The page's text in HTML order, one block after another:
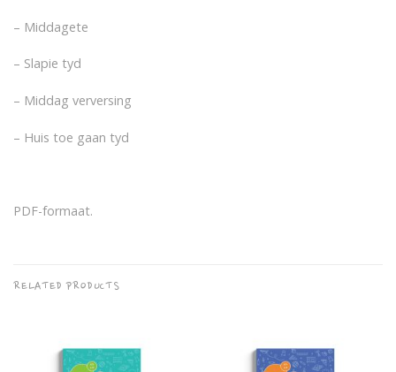
– Middagete
– Slapie tyd
– Middag verversing
– Huis toe gaan tyd
PDF-formaat.
RELATED PRODUCTS